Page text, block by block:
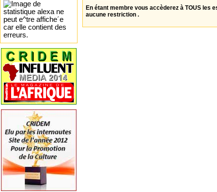
En étant membre vous accèderez à TOUS les
aucune restriction .